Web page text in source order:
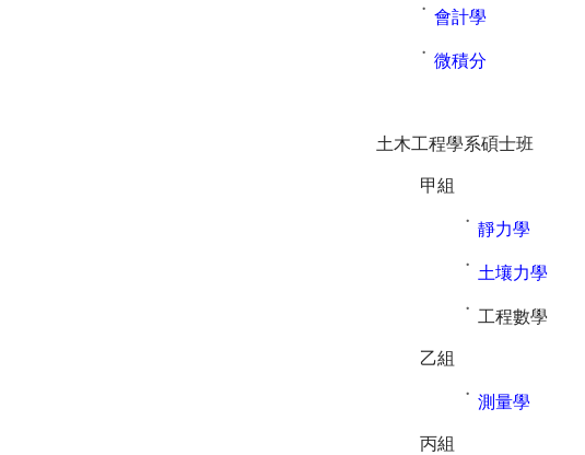
˙ 會計學
˙ 微積分
土木工程學系碩士班
甲組
˙ 靜力學
˙ 土壤力學
˙ 工程數學
乙組
˙ 測量學
丙組